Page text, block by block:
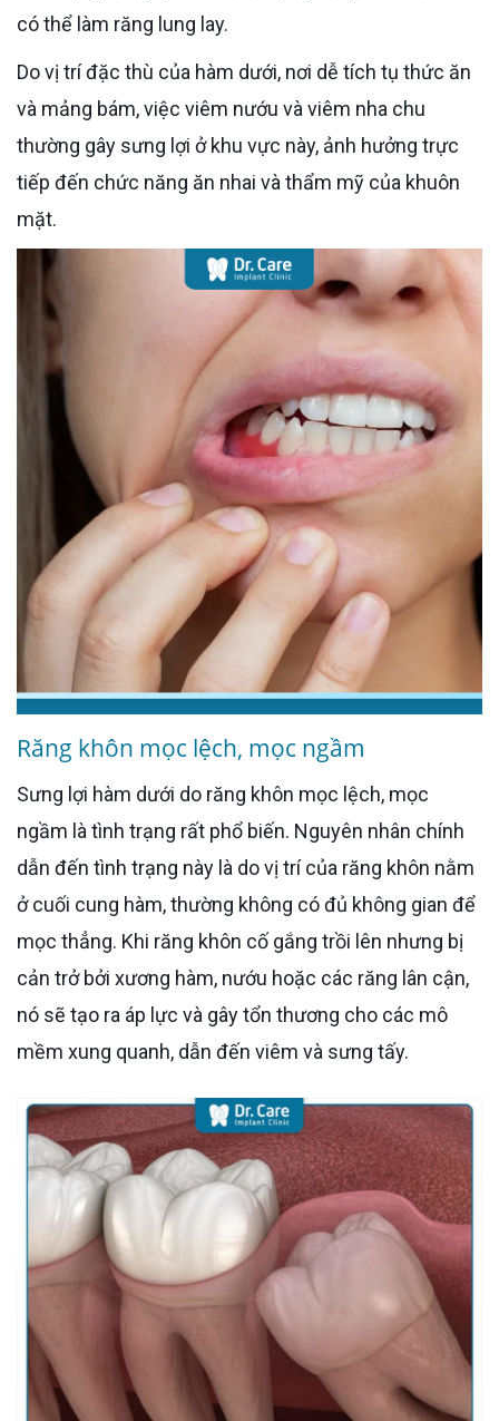
có thể làm răng lung lay.
Do vị trí đặc thù của hàm dưới, nơi dễ tích tụ thức ăn
và mảng bám, việc viêm nướu và viêm nha chu
thường gây sưng lợi ở khu vực này, ảnh hưởng trực
tiếp đến chức năng ăn nhai và thẩm mỹ của khuôn
mặt.
Răng khôn mọc lệch, mọc ngầm
Sưng lợi hàm dưới do răng khôn mọc lệch, mọc
ngầm là tình trạng rất phổ biến. Nguyên nhân chính
dẫn đến tình trạng này là do vị trí của răng khôn nằm
ở cuối cung hàm, thường không có đủ không gian để
mọc thẳng. Khi răng khôn cố gắng trồi lên nhưng bị
cản trở bởi xương hàm, nướu hoặc các răng lân cận,
nó sẽ tạo ra áp lực và gây tổn thương cho các mô
mềm xung quanh, dẫn đến viêm và sưng tấy.